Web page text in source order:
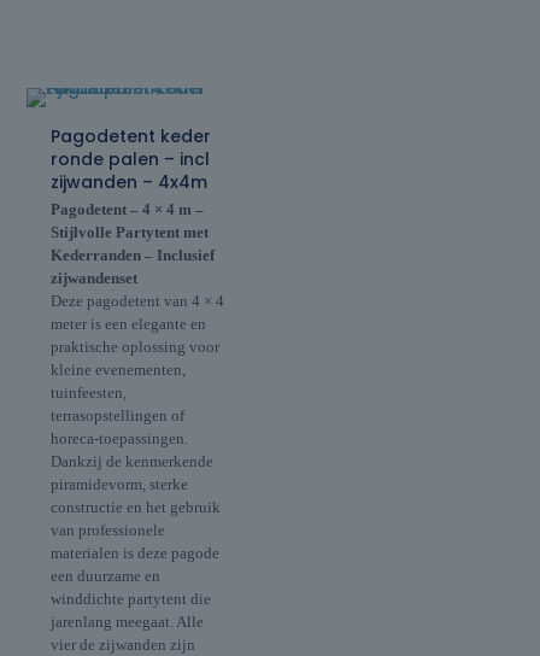
Pagodetent keder
ronde palen – incl
zijwanden – 4x4m
Pagodetent – 4 × 4 m –
Stijlvolle Partytent met
Kederranden – Inclusief
zijwandenset
Deze pagodetent van 4 × 4
meter is een elegante en
praktische oplossing voor
kleine evenementen,
tuinfeesten,
terrasopstellingen of
horeca-toepassingen.
Dankzij de kenmerkende
piramidevorm, sterke
constructie en het gebruik
van professionele
materialen is deze pagode
een duurzame en
winddichte partytent die
jarenlang meegaat. Alle
vier de zijwanden zijn